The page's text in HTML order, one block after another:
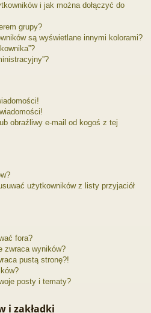
i jak można dołączyć do
grupy?
są wyświetlane innymi kolorami?
obraźliwy e-mail od kogoś z tej
użytkowników z listy przyjaciół
fora?
zwraca wyników?
pustą stronę?!
posty i tematy?
i zakładki